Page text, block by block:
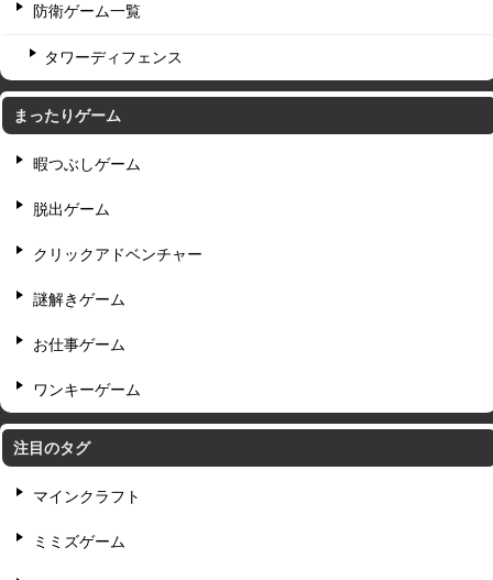
防衛ゲーム一覧
タワーディフェンス
まったりゲーム
暇つぶしゲーム
脱出ゲーム
クリックアドベンチャー
謎解きゲーム
お仕事ゲーム
ワンキーゲーム
注目のタグ
マインクラフト
ミミズゲーム